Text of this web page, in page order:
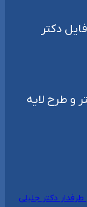
دکتر
و طرح لایه
طرفدار دکتر جلیلی